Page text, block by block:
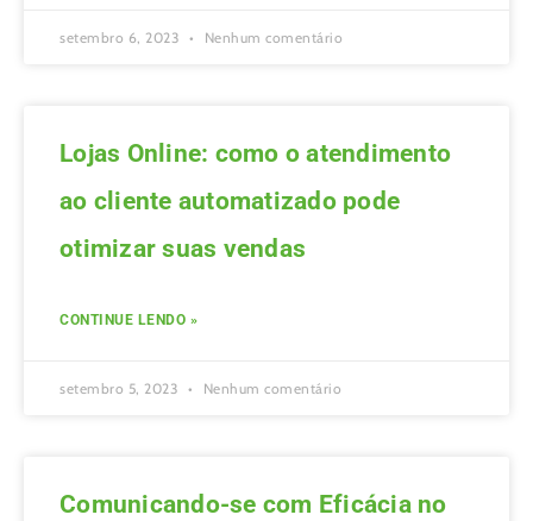
setembro 6, 2023 Nenhum comentário
Lojas Online: como o atendimento
ao cliente automatizado pode
otimizar suas vendas
CONTINUE LENDO »
setembro 5, 2023 Nenhum comentário
Comunicando-se com Eficácia no